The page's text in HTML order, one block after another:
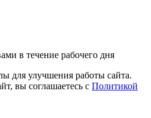
в течение рабочего дня
для улучшения работы сайта.
вы соглашаетесь с Политикой